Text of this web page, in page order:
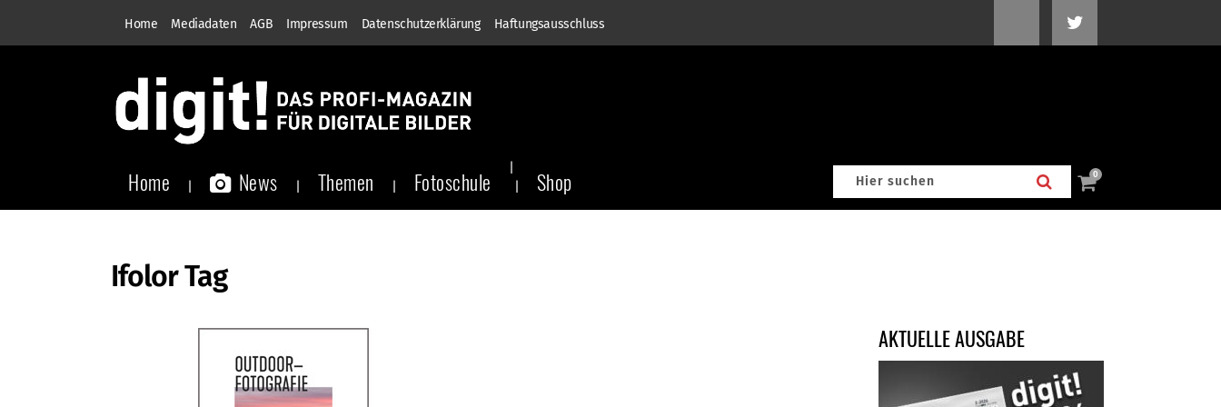
Home Mediadaten AGB Impressum Datenschutzerklärung Haftungsausschluss
Home News Themen Fotoschule Shop 0
Ifolor Tag
AKTUELLE AUSGABE